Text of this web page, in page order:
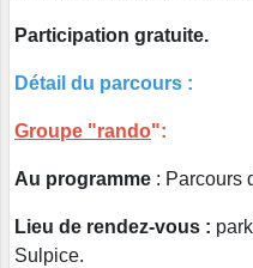
Participation gratuite.
Détail du parcours :
Groupe "rando":
Au programme : Parcours
Lieu de rendez-vous :
Sulpice.